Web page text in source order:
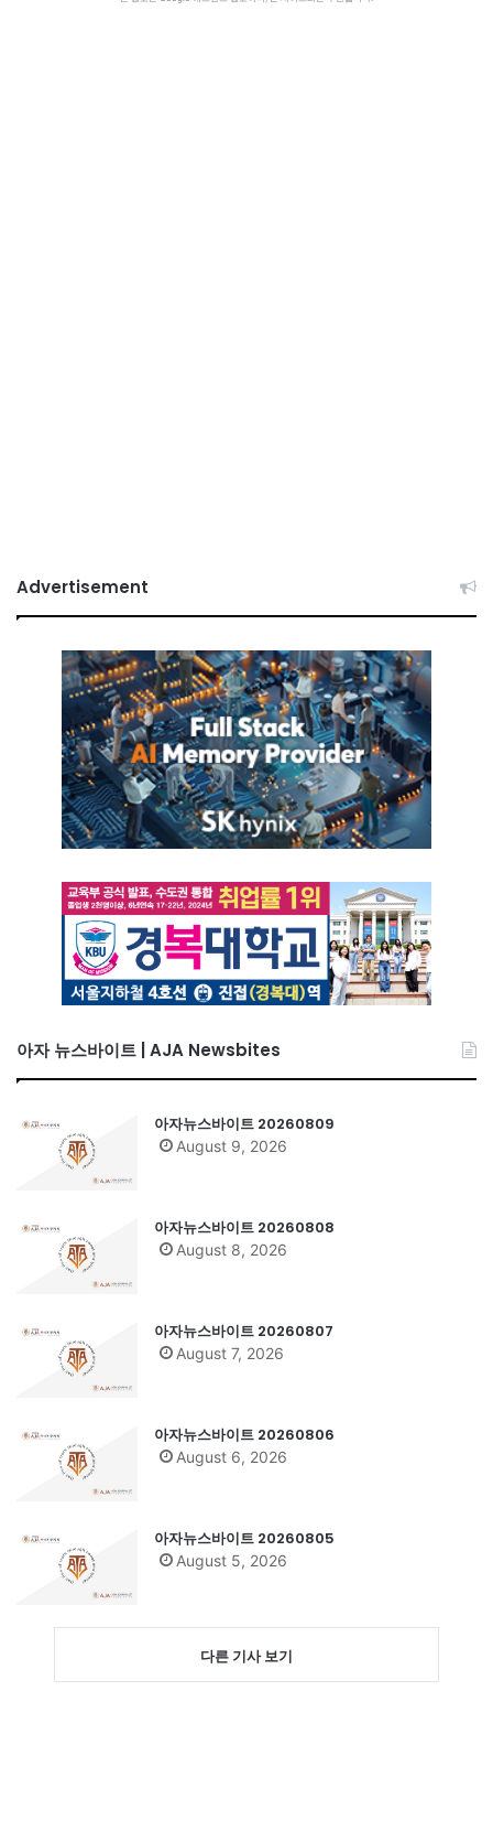
Advertisement
아자 뉴스바이트 | AJA Newsbites
아자뉴스바이트 20260809
August 9, 2026
아자뉴스바이트 20260808
August 8, 2026
아자뉴스바이트 20260807
August 7, 2026
아자뉴스바이트 20260806
August 6, 2026
아자뉴스바이트 20260805
August 5, 2026
다른 기사 보기